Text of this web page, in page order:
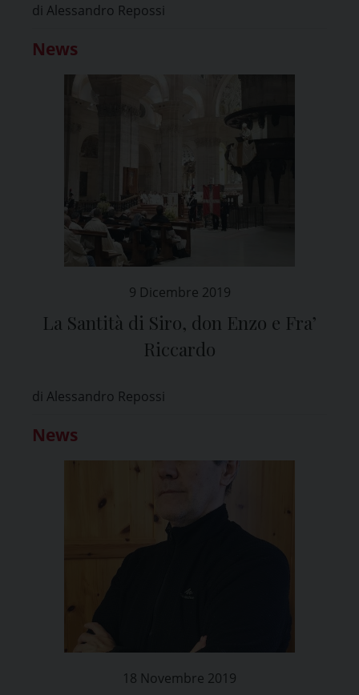
di Alessandro Repossi
News
9 Dicembre 2019
La Santità di Siro, don Enzo e Fra’
Riccardo
di Alessandro Repossi
News
18 Novembre 2019